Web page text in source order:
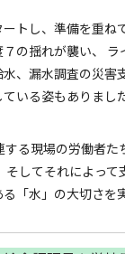
トし、準備を重ね
の揺れが襲い、
、漏水調査の災害
いる姿もありました
する現場の労働者た
そしてそれによって
「水」の大切さを